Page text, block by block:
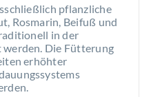
pflanzliche
Rosmarin, Beifuß und
in der
Die Fütterung
erhöhter